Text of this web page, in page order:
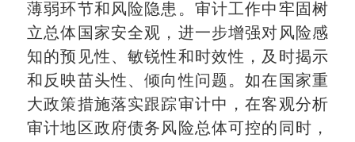
薄弱环节和风险隐患。审计工作中牢固树
立总体 国家安全观，进一步增强对风险感
知的预见性、敏锐性和时效性，及时揭示
和反映苗头性、倾向性问题。如在国家重
大政策措施落实跟踪审计中，在客观分析
审计地区政府债务风险总体可控的同时，